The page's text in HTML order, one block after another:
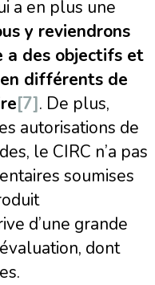
a en plus une
y reviendrons
a des objectifs et
différents de
[7]. De plus,
autorisations de
le CIRC n’a pas
soumises
d’une grande
dont